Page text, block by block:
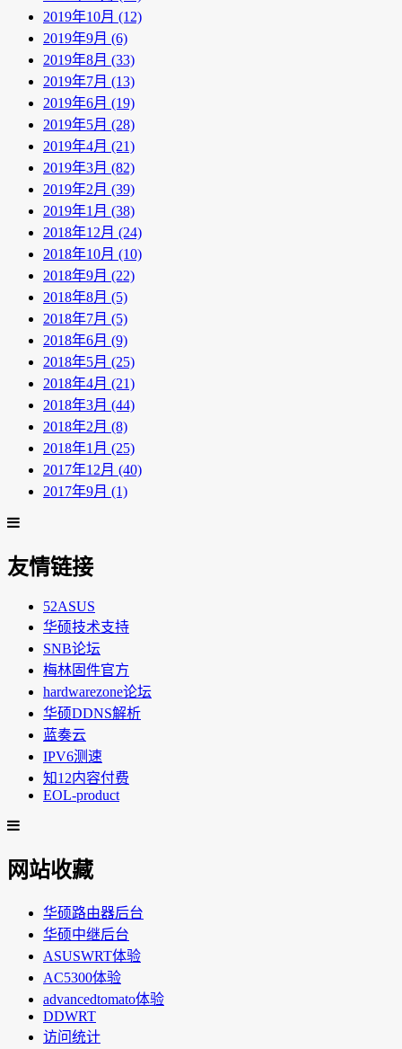
2019年10月 (12)
2019年9月 (6)
2019年8月 (33)
2019年7月 (13)
2019年6月 (19)
2019年5月 (28)
2019年4月 (21)
2019年3月 (82)
2019年2月 (39)
2019年1月 (38)
2018年12月 (24)
2018年10月 (10)
2018年9月 (22)
2018年8月 (5)
2018年7月 (5)
2018年6月 (9)
2018年5月 (25)
2018年4月 (21)
2018年3月 (44)
2018年2月 (8)
2018年1月 (25)
2017年12月 (40)
2017年9月 (1)
友情链接
52ASUS
华硕技术支持
SNB论坛
梅林固件官方
hardwarezone论坛
华硕DDNS解析
蓝奏云
IPV6测速
知12内容付费
EOL-product
网站收藏
华硕路由器后台
华硕中继后台
ASUSWRT体验
AC5300体验
advancedtomato体验
DDWRT
访问统计